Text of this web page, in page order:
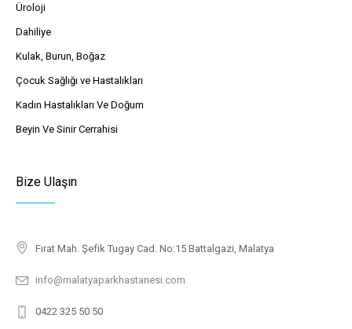
Üroloji
Dahiliye
Kulak, Burun, Boğaz
Çocuk Sağlığı ve Hastalıkları
Kadın Hastalıkları Ve Doğum
Beyin Ve Sinir Cerrahisi
Bize Ulaşın
Fırat Mah. Şefik Tugay Cad. No:15 Battalgazi, Malatya
info@malatyaparkhastanesi.com
0422 325 50 50